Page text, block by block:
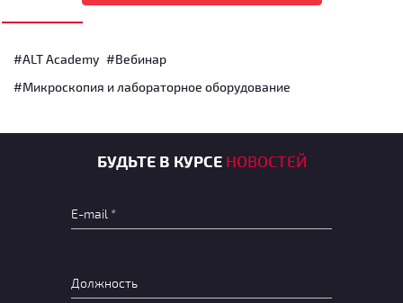
#ALT Academy #Вебинар
#Микроскопия и лабораторное оборудование
БУДЬТЕ В КУРСЕ НОВОСТЕЙ